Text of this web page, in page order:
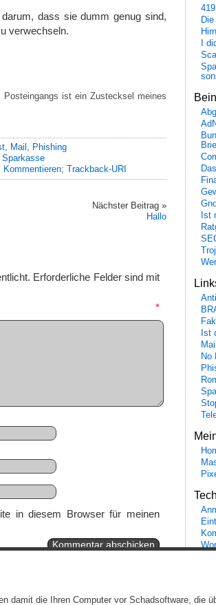
dass sie dumm genug sind,
verwechseln.
ist ein Zustecksel meines
Mail
Phishing
Sparkasse
Kommentieren; Trackback-URI
Nächster Beitrag »
Hallo
Erforderliche Felder sind mit
*
in diesem Browser für meinen
I
Ist
Ist
No
(RSS)undKommentare (RSS).
damit die Ihren Computer vor Schadsoftware, die